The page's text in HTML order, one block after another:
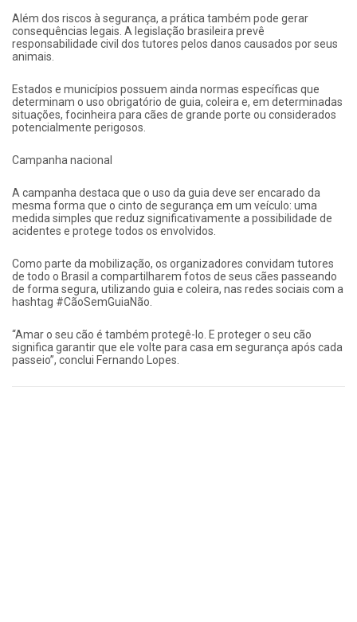
Além dos riscos à segurança, a prática também pode gerar
consequências legais. A legislação brasileira prevê
responsabilidade civil dos tutores pelos danos causados por seus
animais.
Estados e municípios possuem ainda normas específicas que
determinam o uso obrigatório de guia, coleira e, em determinadas
situações, focinheira para cães de grande porte ou considerados
potencialmente perigosos.
Campanha nacional
A campanha destaca que o uso da guia deve ser encarado da
mesma forma que o cinto de segurança em um veículo: uma
medida simples que reduz significativamente a possibilidade de
acidentes e protege todos os envolvidos.
Como parte da mobilização, os organizadores convidam tutores
de todo o Brasil a compartilharem fotos de seus cães passeando
de forma segura, utilizando guia e coleira, nas redes sociais com a
hashtag #CãoSemGuiaNão.
“Amar o seu cão é também protegê-lo. E proteger o seu cão
significa garantir que ele volte para casa em segurança após cada
passeio”, conclui Fernando Lopes.